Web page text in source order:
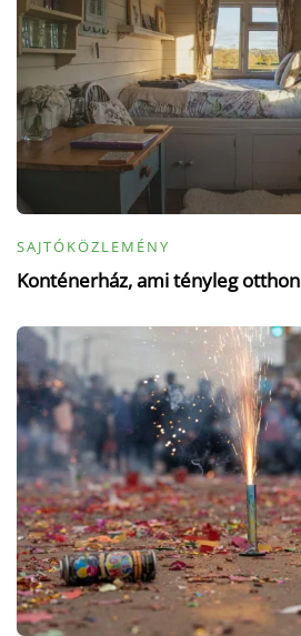
SAJTÓKÖZLEMÉNY
Konténerház, ami tényleg otthon